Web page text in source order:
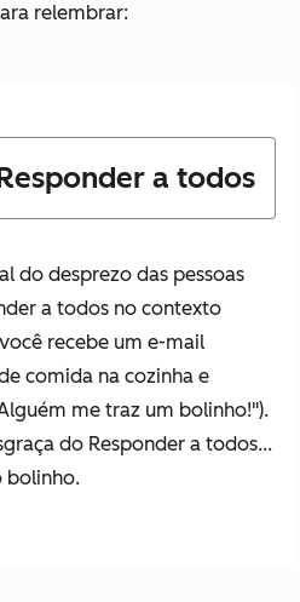
relembrar:
a todos
do desprezo das pessoas
a todos no contexto
recebe um e-mail
comida na cozinha e
me traz um bolinho!").
do Responder a todos...
bolinho.